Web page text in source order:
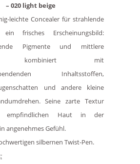
– 020 light beige
leichte Concealer für strahlende
frisches Erscheinungsbild:
Pigmente und mittlere
kombiniert mit
Inhaltsstoffen,
und andere kleine
Seine zarte Textur
empfindlichen Haut in der
angenehmes Gefühl.
silbernen Twist-Pen.